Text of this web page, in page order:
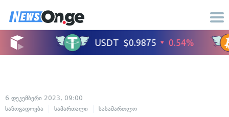
6 დეკემბერი 2023, 09:00
საზოგადოება
სამართალი სასამართლო